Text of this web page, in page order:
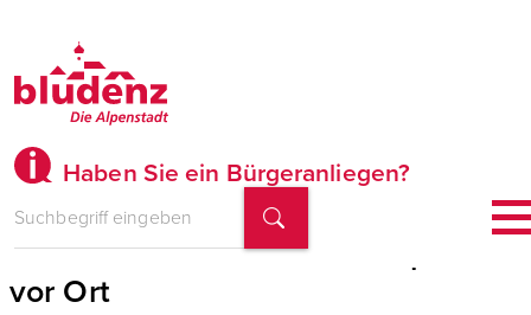
Haben Sie ein Bürgeranliegen?
Stadtrat im Museum für Gespräche
vor Ort